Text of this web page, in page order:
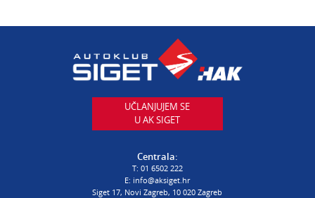
01 6502 230
PROCJENA ŠTETE VOZILA
procjena@aksiget.hr
UČLANJUJEM SE
U AK SIGET
Centrala:
T: 01 6502 222
E: info@aksiget.hr
Siget 17, Novi Zagreb, 10 020 Zagreb